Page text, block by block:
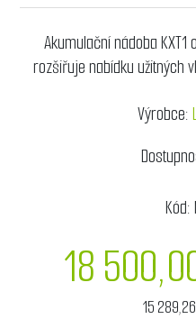
Akumulační nádoba
rozšiřuje nabídku užitných
Výrobce:
Kód:
18
15